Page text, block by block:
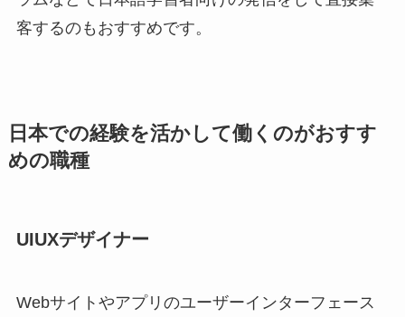
客するのもおすすめです。
日本での経験を活かして働くのがおすす
めの職種
UIUXデザイナー
Webサイトやアプリのユーザーインターフェース